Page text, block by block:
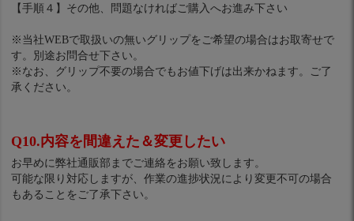
【手順４】その他、問題なければご購入へお進み下さい
※当社WEBで取扱いの無いグリップをご希望の場合はお取寄せで
す。別途お問合せ下さい。
※なお、グリップ不要の場合でもお値下げは出来かねます。ご了
承ください。
Q10.内容を間違えた＆変更したい
お早めに弊社通販部までご連絡をお願い致します。
可能な限り対応しますが、作業の進捗状況により変更不可の場合
もあることをご了承下さい。